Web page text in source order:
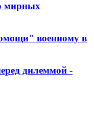
мирных
военному в
дилеммой -